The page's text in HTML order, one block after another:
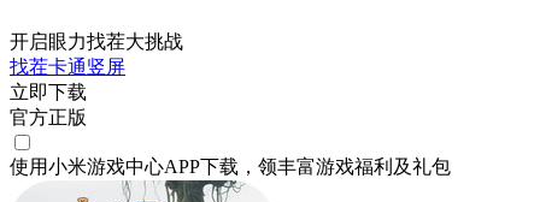
开启眼力找茬大挑战
找茬卡通竖屏
立即下载
官方正版
使用小米游戏中心APP下载 ，领丰富游戏福利 及礼包